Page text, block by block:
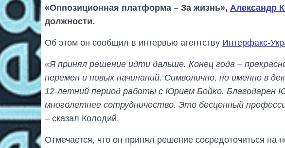
«Оппозиционная платформа – За жизнь», Александр
должности.
Об этом он сообщил в интервью агентству Интерфакс-
«Я принял решение идти дальше. Конец года –
перемен и новых начинаний. Символично, но именно в
12-летний период работы с Юрием Бойко. Благодарен
многолетнее сотрудничество. Это бесценный
– сказал Колодий.
Отмечается, что он принял решение сосредоточиться на